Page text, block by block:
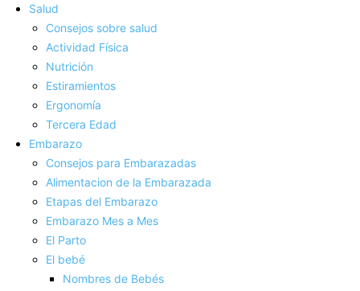
Salud
Consejos sobre salud
Actividad Fí­sica
Nutrición
Estiramientos
Ergonomí­a
Tercera Edad
Embarazo
Consejos para Embarazadas
Alimentacion de la Embarazada
Etapas del Embarazo
Embarazo Mes a Mes
El Parto
El bebé
Nombres de Bebés